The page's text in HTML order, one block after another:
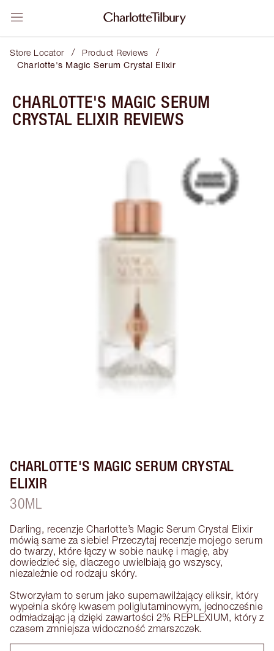
Store Locator / Product Reviews /
Charlotte's Magic Serum Crystal Elixir
CHARLOTTE'S MAGIC SERUM
CRYSTAL ELIXIR REVIEWS
CHARLOTTE'S MAGIC SERUM CRYSTAL
ELIXIR
30ML
Darling, recenzje Charlotte’s Magic Serum Crystal Elixir
mówią same za siebie! Przeczytaj recenzje mojego serum
do twarzy, które łączy w sobie naukę i magię, aby
dowiedzieć się, dlaczego uwielbiają go wszyscy,
niezależnie od rodzaju skóry.
Stworzyłam to serum jako supernawilżający eliksir, który
wypełnia skórę kwasem poliglutaminowym, jednocześnie
odmładzając ją dzięki zawartości 2% REPLEXIUM, który z
czasem zmniejsza widoczność zmarszczek.